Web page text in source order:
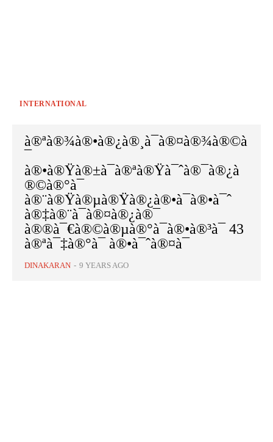
INTERNATIONAL
à®ªà®¾à®•à®¿à®¸à¯à®¤à®¾à®©à
à®•à®Ÿà®±à¯à®ªà®Ÿà¯ˆà®¯à®¿à
®©à®°à¯
à®¨à®Ÿà®µà®Ÿà®¿à®•à¯à®•à¯ˆ
à®‡à®¨à¯à®¤à®¿à®¯
à®®à¯€à®©à®µà®°à¯à®•à®³à¯ 43
à®ªà¯‡à®°à¯ à®•à¯ˆà®¤à¯
DINAKARAN - 9 YEARS AGO